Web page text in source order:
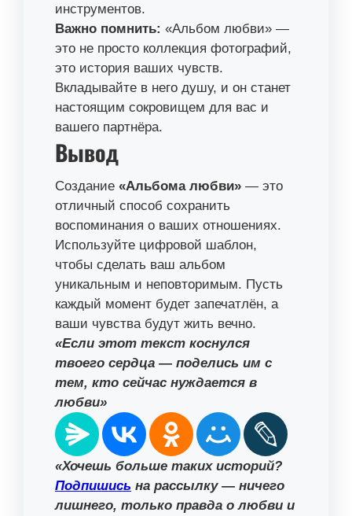
инструментов.
Важно помнить: «Альбом любви» —
это не просто коллекция фотографий,
это история ваших чувств.
Вкладывайте в него душу, и он станет
настоящим сокровищем для вас и
вашего партнёра.
Вывод
Создание «Альбома любви» — это
отличный способ сохранить
воспоминания о ваших отношениях.
Используйте цифровой шаблон,
чтобы сделать ваш альбом
уникальным и неповторимым. Пусть
каждый момент будет запечатлён, а
ваши чувства будут жить вечно.
«Если этот текст коснулся
твоего сердца — поделись им с
тем, кто сейчас нуждается в
любви»
«Хочешь больше таких историй?
Подпишись на рассылку — ничего
лишнего, только правда о любви и